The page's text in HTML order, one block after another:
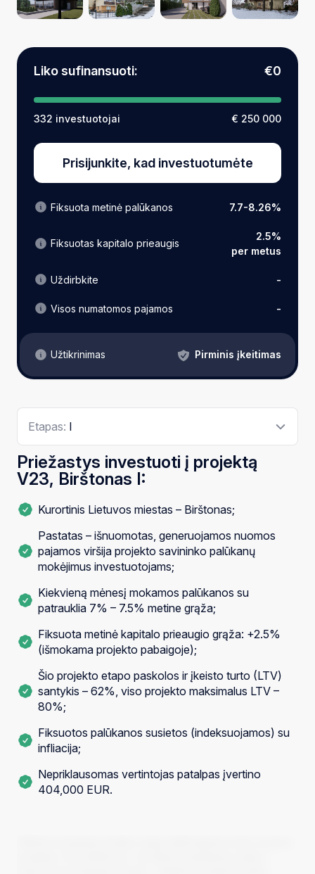
Etapas: I
Liko sufinansuoti: €0
332 investuotojai € 250 000
Prisijunkite, kad investuotumėte
Fiksuota metinė palūkanos 7.7-8.26%
Fiksuotas kapitalo prieaugis
2.5%
per metus
Uždirbkite -
Visos numatomos pajamos -
Užtikrinimas Pirminis įkeitimas
Priežastys investuoti į projektą
V23, Birštonas I:
Kurortinis Lietuvos miestas – Birštonas;
Pastatas – išnuomotas, generuojamos nuomos
pajamos viršija projekto savininko palūkanų
mokėjimus investuotojams;
Kiekvieną mėnesį mokamos palūkanos su
patrauklia 7% – 7.5% metine grąža;
Fiksuota metinė kapitalo prieaugio grąža: +2.5%
(išmokama projekto pabaigoje);
Šio projekto etapo paskolos ir įkeisto turto (LTV)
santykis – 62%, viso projekto maksimalus LTV –
80%;
Fiksuotos palūkanos susietos (indeksuojamos) su
infliacija;
Nepriklausomas vertintojas patalpas įvertino
404,000 EUR.